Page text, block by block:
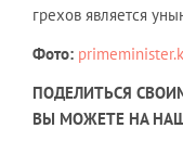
грехов является
Фото:
ПОДЕЛИТЬСЯ
ВЫ МОЖЕТЕ НА